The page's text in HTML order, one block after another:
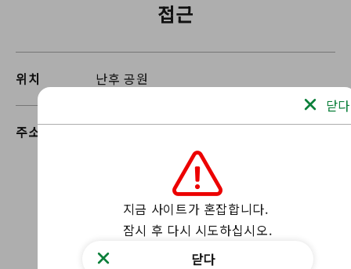
접근
위치 난후 공원
주소
닫다
지금 사이트가 혼잡합니다.
잠시 후 다시 시도하십시오.
닫다